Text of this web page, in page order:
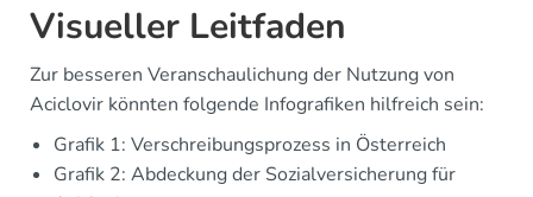
Visueller Leitfaden
Zur besseren Veranschaulichung der Nutzung von
Aciclovir könnten folgende Infografiken hilfreich sein:
Grafik 1: Verschreibungsprozess in Österreich
Grafik 2: Abdeckung der Sozialversicherung für